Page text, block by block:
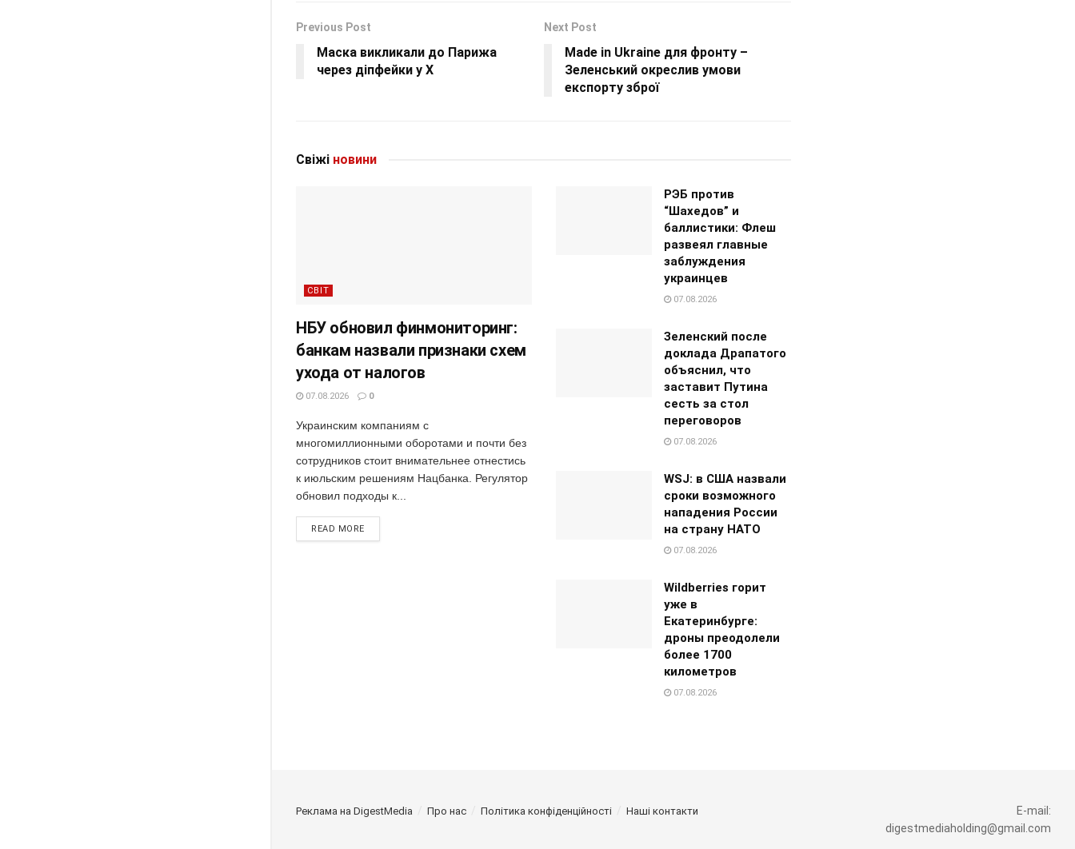
Previous Post
Маска викликали до Парижа
через діпфейки у X
Next Post
Made in Ukraine для фронту –
Зеленський окреслив умови
експорту зброї
Свіжі новини
СВІТ
НБУ обновил финмониторинг:
банкам назвали признаки схем
ухода от налогов
07.08.2026 0
Украинским компаниям с
многомиллионными оборотами и почти без
сотрудников стоит внимательнее отнестись
к июльским решениям Нацбанка. Регулятор
обновил подходы к...
READ MORE
РЭБ против
“Шахедов” и
баллистики: Флеш
развеял главные
заблуждения
украинцев
07.08.2026
Зеленский после
доклада Драпатого
объяснил, что
заставит Путина
сесть за стол
переговоров
07.08.2026
WSJ: в США назвали
сроки возможного
нападения России
на страну НАТО
07.08.2026
Wildberries горит
уже в
Екатеринбурге:
дроны преодолели
более 1700
километров
07.08.2026
Реклама на DigestMedia Про нас Політика конфіденційності Наші контакти
E-mail:
digestmediaholding@gmail.com